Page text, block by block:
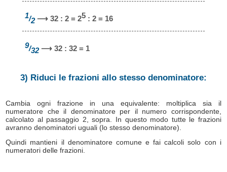
1/2 ⟶ 32 : 2 = 25 : 2 = 16
9/32 ⟶ 32 : 32 = 1
3) Riduci le frazioni allo stesso denominatore:
Cambia ogni frazione in una equivalente: moltiplica sia il
numeratore che il denominatore per il numero corrispondente,
calcolato al passaggio 2, sopra. In questo modo tutte le frazioni
avranno denominatori uguali (lo stesso denominatore).
Quindi mantieni il denominatore comune e fai calcoli solo con i
numeratori delle frazioni.